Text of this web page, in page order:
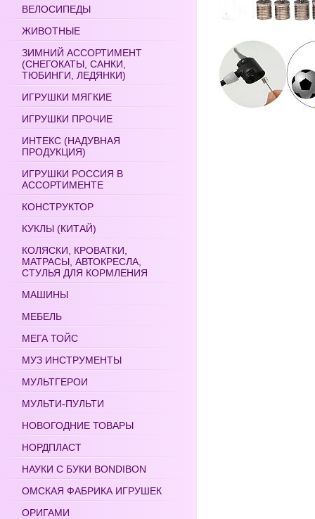
ВЕЛОСИПЕДЫ
ЖИВОТНЫЕ
ЗИМНИЙ АССОРТИМЕНТ
(СНЕГОКАТЫ, САНКИ,
ТЮБИНГИ, ЛЕДЯНКИ)
ИГРУШКИ МЯГКИЕ
ИГРУШКИ ПРОЧИЕ
ИНТЕКС (НАДУВНАЯ
ПРОДУКЦИЯ)
ИГРУШКИ РОССИЯ В
АССОРТИМЕНТЕ
КОНСТРУКТОР
КУКЛЫ (КИТАЙ)
КОЛЯСКИ, КРОВАТКИ,
МАТРАСЫ, АВТОКРЕСЛА,
СТУЛЬЯ ДЛЯ КОРМЛЕНИЯ
МАШИНЫ
МЕБЕЛЬ
МЕГА ТОЙС
МУЗ ИНСТРУМЕНТЫ
МУЛЬТГЕРОИ
МУЛЬТИ-ПУЛЬТИ
НОВОГОДНИЕ ТОВАРЫ
НОРДПЛАСТ
НАУКИ С БУКИ BONDIBON
ОМСКАЯ ФАБРИКА ИГРУШЕК
ОРИГАМИ